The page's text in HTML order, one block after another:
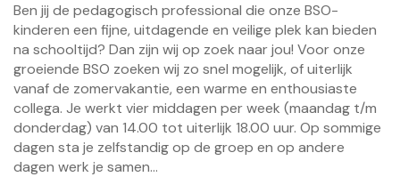
Ben jij de pedagogisch professional die onze BSO-
kinderen een fijne, uitdagende en veilige plek kan bieden
na schooltijd? Dan zijn wij op zoek naar jou! Voor onze
groeiende BSO zoeken wij zo snel mogelijk, of uiterlijk
vanaf de zomervakantie, een warme en enthousiaste
collega. Je werkt vier middagen per week (maandag t/m
donderdag) van 14.00 tot uiterlijk 18.00 uur. Op sommige
dagen sta je zelfstandig op de groep en op andere
dagen werk je samen...